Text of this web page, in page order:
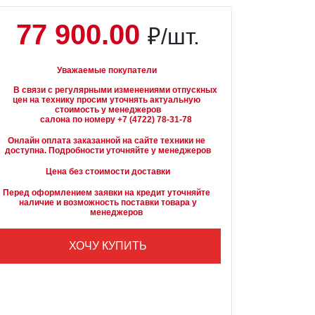
77 900.00 ₽/шт.
Уважаемые покупатели
цен на технику просим уточнять актуальную
стоимость у менеджеров
Онлайн оплата заказанной на сайте техники не
доступна. Подробности уточняйте у менеджеров
Цена без стоимости доставки
Перед оформлением заявки на кредит уточняйте
наличие и возможность поставки товара у
        менеджеров
ХОЧУ КУПИТЬ